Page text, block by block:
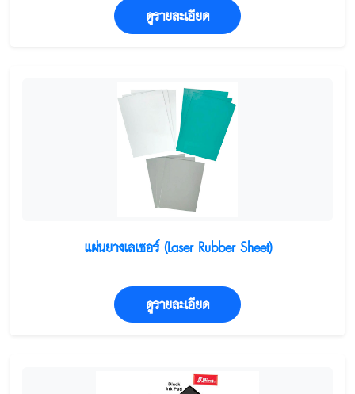
ดูรายละเอียด
แผ่นยางเลเซอร์ (Laser Rubber Sheet)
ดูรายละเอียด